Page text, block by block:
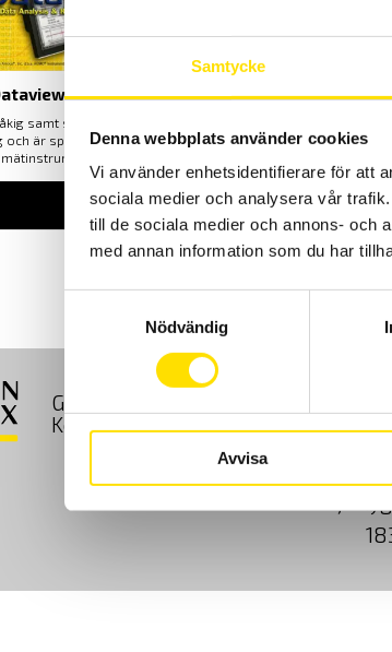
Samtycke
Denna webbplats använder cookies
Vi använder enhetsidentifierare för att
sociala medier och analysera vår
till de sociala medier och annons- och
med annan information som du har
Nödvändig
Avvisa
mjukvara
samt svensk mjukvara för konfigurering
och är speciellt utvecklad för att användas
med inspelningsfunktion.
LÄS MER
GDPR
Kontakt